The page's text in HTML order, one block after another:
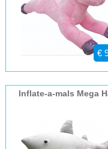
€
Inflate-a-mals Mega